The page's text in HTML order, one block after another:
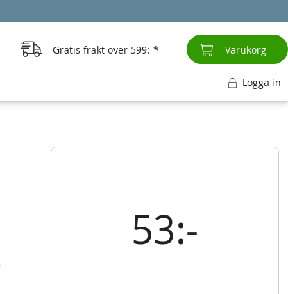
53:-
Gratis frakt över 599:- Varukorg
Logga in